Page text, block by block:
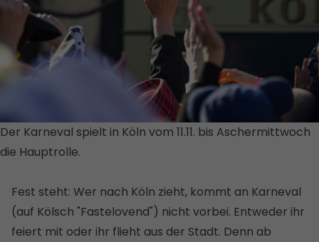
Der Karneval spielt in Köln vom 11.11. bis Aschermittwoch
die Hauptrolle.
Fest steht: Wer nach Köln zieht, kommt an Karneval
(auf Kölsch "Fastelovend") nicht vorbei. Entweder ihr
feiert mit oder ihr flieht aus der Stadt. Denn ab